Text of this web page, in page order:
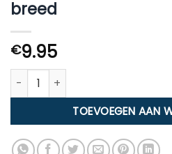
breed
€9.95
Universele kunststof borstel 46
TOEVOEGEN AAN